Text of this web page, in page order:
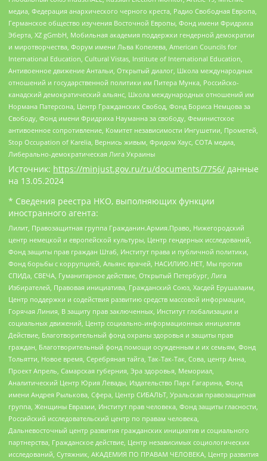
медиа, Федерация анархического черного креста, Радио Свободная Европа,
Германское общество изучения Восточной Европы, Фонд имени Фридриха
Эберта, XZ gGmbH, Мобильная академия поддержки гендерной демократии
и миротворчества, Форум имени Льва Копелева, American Councils for
International Education, Cultural Vistas, Institute of International Education,
Антивоенное движение Антальи, Открытый диалог, Школа международных
отношений и государственной политики им Питера Мунка, Российско-
канадский демократический альянс, Школа международных отношений им
Нормана Патерсона, Центр Гражданских Свобод, Фонд Бориса Немцова за
Свободу, Фонд имени Фридриха Науманна за свободу, Феминистское
антивоенное сопротивление, Комитет независимости Ингушетии, Прометей,
Stop Occupation of Karelia, Вернись живым, Фридом Хаус, СОТА медиа,
Либерально-демократическая Лига Украины
Источник: https://minjust.gov.ru/ru/documents/7756/ данные
на 13.05.2024
* Сведения реестра НКО, выполняющих функции
иностранного агента:
Лилит, Правозащитная группа Гражданин.Армия.Право, Нижегородский
центр немецкой и европейской культуры, Центр гендерных исследований,
Фонд защиты прав граждан Штаб, Институт права и публичной политики,
Фонд борьбы с коррупцией, Альянс врачей, НАСИЛИЮ.НЕТ, Мы против
СПИДа, СВЕЧА, Гуманитарное действие, Открытый Петербург, Лига
Избирателей, Правовая инициатива, Гражданский Союз, Хасдей Ерушалаим,
Центр поддержки и содействия развитию средств массовой информации,
Горячая Линия, В защиту прав заключенных, Институт глобализации и
социальных движений, Центр социально-информационных инициатив
Действие, Благотворительный фонд охраны здоровья и защиты прав
граждан, Благотворительный фонд помощи осужденным и их семьям, Фонд
Тольятти, Новое время, Серебряная тайга, Так-Так-Так, Сова, центр Анна,
Проект Апрель, Самарская губерния, Эра здоровья, Мемориал,
Аналитический Центр Юрия Левады, Издательство Парк Гагарина, Фонд
имени Андрея Рылькова, Сфера, Центр СИБАЛЬТ, Уральская правозащитная
группа, Женщины Евразии, Институт прав человека, Фонд защиты гласности,
Российский исследовательский центр по правам человека,
Дальневосточный центр развития гражданских инициатив и социального
партнерства, Гражданское действие, Центр независимых социологических
исследований, Сутяжник, АКАДЕМИЯ ПО ПРАВАМ ЧЕЛОВЕКА, Центр развития